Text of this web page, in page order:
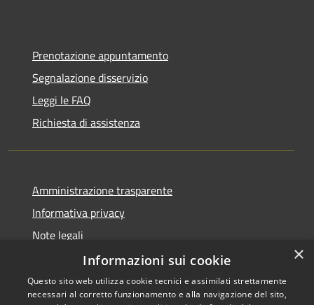
Prenotazione appuntamento
Segnalazione disservizio
Leggi le FAQ
Richiesta di assistenza
Amministrazione trasparente
Informativa privacy
Note legali
Dichiarazione di accessibilità
×
Informazioni sui cookie
Questo sito web utilizza cookie tecnici e assimilati strettamente
necessari al corretto funzionamento e alla navigazione del sito,